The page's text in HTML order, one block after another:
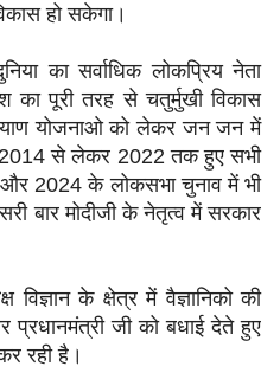
हो सकेगा।
का सर्वाधिक लोकप्रिय नेता
का पूरी तरह से चतुर्मुखी विकास
योजनाओ को लेकर जन जन में
2014 से लेकर 2022 तक हुए सभी
और 2024 के लोकसभा चुनाव में भी
बार मोदीजी के नेतृत्व में सरकार
के क्षेत्र में वैज्ञानिको की
प्रधानमंत्री जी को बधाई देते हुए
कर रही है।